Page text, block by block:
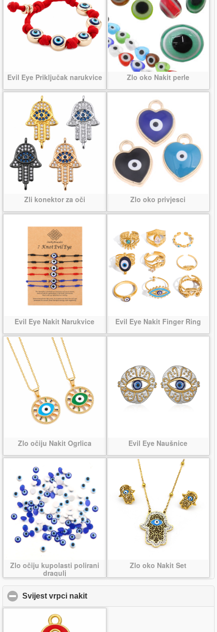
Evil Eye Priključak narukvice Zlo oko Nakit perle
Zli konektor za oči Zlo oko privjesci
Evil Eye Nakit Narukvice Evil Eye Nakit Finger Ring
Zlo očiju Nakit Ogrlica Evil Eye Naušnice
Zlo očiju kupolasti polirani
dragulj
Zlo oko Nakit Set
Svijest vrpci nakit